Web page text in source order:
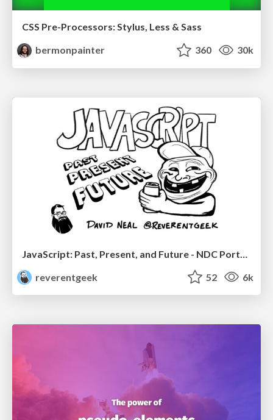
CSS Pre-Processors: Stylus, Less & Sass
bermonpainter
360 30k
reverentgeek
52 6k